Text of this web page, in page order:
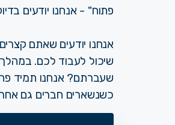
פתוח" - אנחנו יודעים
אנחנו יודעים שאתם
שיכול לעבוד לכם.
שעברתם? אנחנו תמיד
כשנשארים חברים גם